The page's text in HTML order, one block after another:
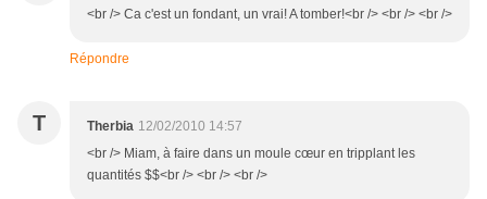
<br /> Ca c'est un fondant, un vrai! A tomber!<br /> <br /> <br />
Répondre
T Therbia 12/02/2010 14:57
<br /> Miam, à faire dans un moule cœur en tripplant les
quantités $$<br /> <br /> <br />